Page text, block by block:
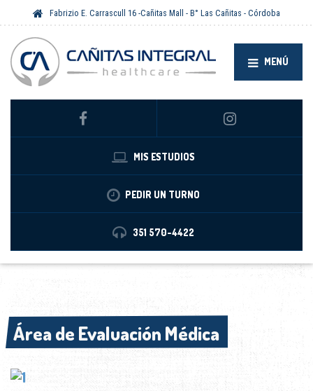
Fabrizio E. Carrascull 16 -Cañitas Mall - B° Las Cañitas - Córdoba
MENÚ
MIS ESTUDIOS
PEDIR UN TURNO
351 570-4422
Área de Evaluación Médica
Área de Evaluación Médica